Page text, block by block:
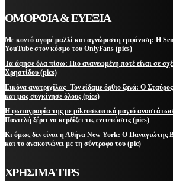
ΟΜΟΡΦΙΑ & ΕΥΕΞΙΑ
Με κοντό αγορέ μαλλί και αγνώριστη εμφάνιση: Η
YouTube στον κόσμο του OnlyFans (pics)
Τα άφησε όλα πίσω: Πιο ανανεωμένη ποτέ είναι σε
Χρηστίδου (pics)
Εικόνα ανατριχίλας- Τον είδαμε όρθιο ξανά: Ο
και μας συγκίνησε όλους (pics)
Η φωτογραφία της με μikroσκοπικό μαγιό
Παντελή ξέρει να κερδίζει τις εντυπώσεις (pics)
Κι όμως δεν είναι η Αθήνα New York: Ο Παναγιώτης
και το ανακοινώνει με τη σύντροφο του (pic)
ΧΡΗΣΙΜΑ TIPS